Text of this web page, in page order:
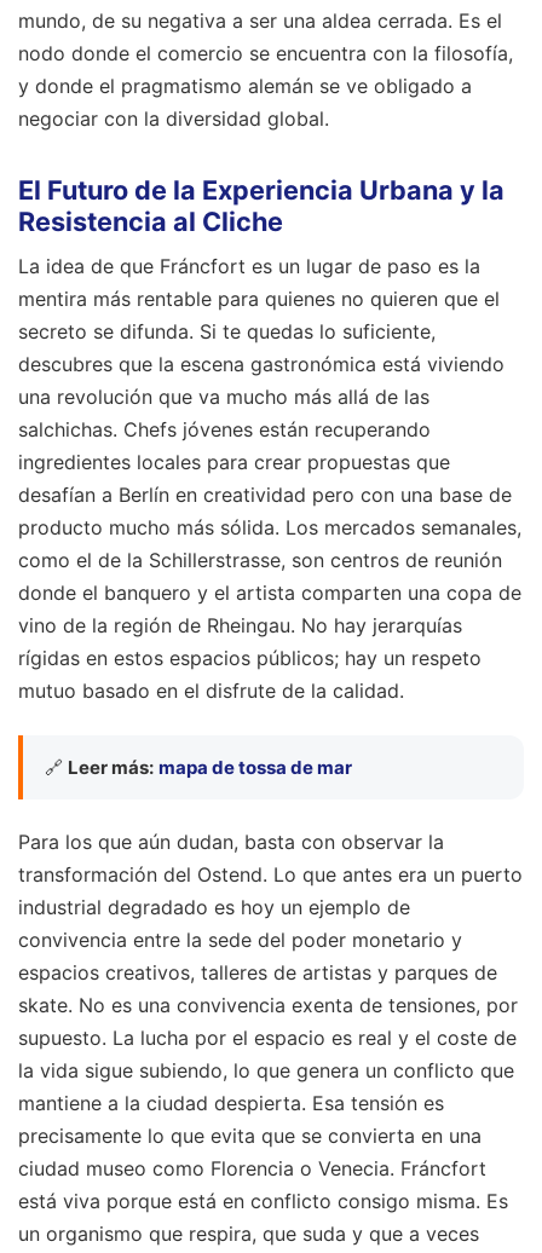
mundo, de su negativa a ser una aldea cerrada. Es el
nodo donde el comercio se encuentra con la filosofía,
y donde el pragmatismo alemán se ve obligado a
negociar con la diversidad global.
El Futuro de la Experiencia Urbana y la
Resistencia al Cliche
La idea de que Fráncfort es un lugar de paso es la
mentira más rentable para quienes no quieren que el
secreto se difunda. Si te quedas lo suficiente,
descubres que la escena gastronómica está viviendo
una revolución que va mucho más allá de las
salchichas. Chefs jóvenes están recuperando
ingredientes locales para crear propuestas que
desafían a Berlín en creatividad pero con una base de
producto mucho más sólida. Los mercados semanales,
como el de la Schillerstrasse, son centros de reunión
donde el banquero y el artista comparten una copa de
vino de la región de Rheingau. No hay jerarquías
rígidas en estos espacios públicos; hay un respeto
mutuo basado en el disfrute de la calidad.
🔗 Leer más: mapa de tossa de mar
Para los que aún dudan, basta con observar la
transformación del Ostend. Lo que antes era un puerto
industrial degradado es hoy un ejemplo de
convivencia entre la sede del poder monetario y
espacios creativos, talleres de artistas y parques de
skate. No es una convivencia exenta de tensiones, por
supuesto. La lucha por el espacio es real y el coste de
la vida sigue subiendo, lo que genera un conflicto que
mantiene a la ciudad despierta. Esa tensión es
precisamente lo que evita que se convierta en una
ciudad museo como Florencia o Venecia. Fráncfort
está viva porque está en conflicto consigo misma. Es
un organismo que respira, que suda y que a veces